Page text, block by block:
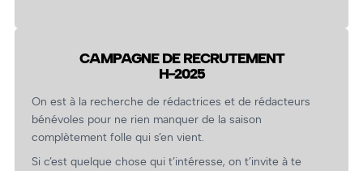
CAMPAGNE DE RECRUTEMENT
H-2025
On est à la recherche de rédactrices et de rédacteurs
bénévoles pour ne rien manquer de la saison
complètement folle qui s’en vient.
Si c’est quelque chose qui t’intéresse, on t’invite à te